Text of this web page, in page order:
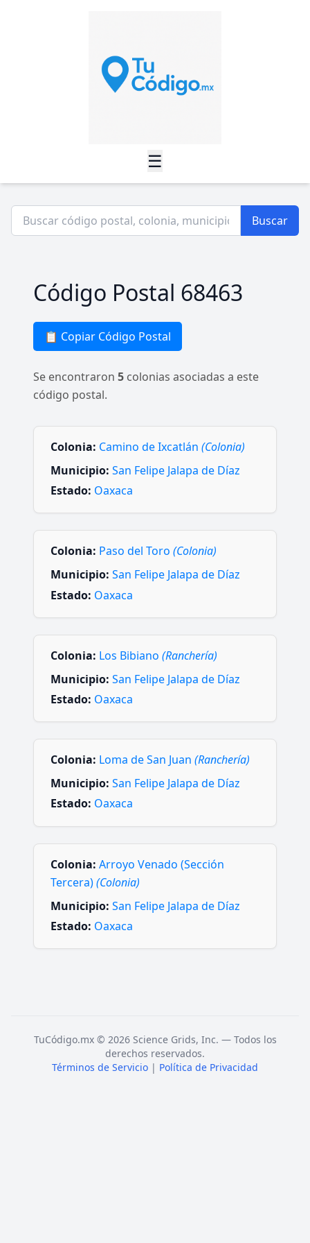
☰
Buscar
Código Postal 68463
📋 Copiar Código Postal
Se encontraron 5 colonias asociadas a este
código postal.
Colonia: Camino de Ixcatlán (Colonia)
Municipio: San Felipe Jalapa de Díaz
Estado: Oaxaca
Colonia: Paso del Toro (Colonia)
Municipio: San Felipe Jalapa de Díaz
Estado: Oaxaca
Colonia: Los Bibiano (Ranchería)
Municipio: San Felipe Jalapa de Díaz
Estado: Oaxaca
Colonia: Loma de San Juan (Ranchería)
Municipio: San Felipe Jalapa de Díaz
Estado: Oaxaca
Colonia: Arroyo Venado (Sección
Tercera)(Colonia)
Municipio: San Felipe Jalapa de Díaz
Estado: Oaxaca
TuCódigo.mx © 2026 Science Grids, Inc. — Todos los
derechos reservados.
Términos de Servicio | Política de Privacidad